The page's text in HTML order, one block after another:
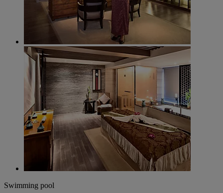
Swimming pool